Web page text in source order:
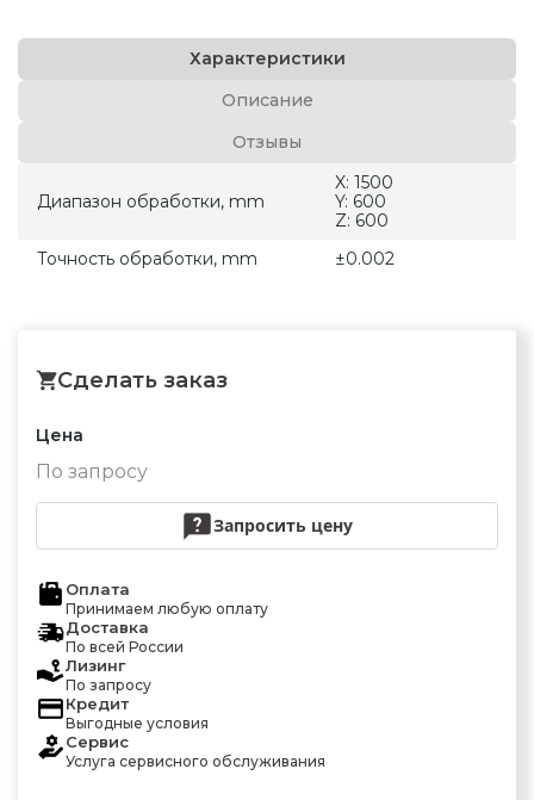
Характеристики
Описание
Отзывы
Диапазон обработки, mm
X: 1500
Y: 600
Z: 600
Точность обработки, mm
±0.002
Сделать заказ
Цена
По запросу
Запросить цену
Оплата
Принимаем любую оплату
Доставка
По всей России
Лизинг
По запросу
Кредит
Выгодные условия
Сервис
Услуга сервисного обслуживания